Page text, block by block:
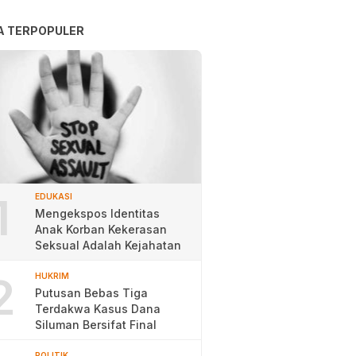
TERPOPULER
EDUKASI
Mengekspos Identitas
Anak Korban Kekerasan
Seksual Adalah Kejahatan
HUKRIM
Putusan Bebas Tiga
Terdakwa Kasus Dana
Siluman Bersifat Final